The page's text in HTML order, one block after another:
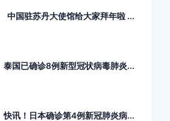
中国驻苏丹大使馆给大家拜年啦 ...
泰国已确诊8例新型冠状病毒肺炎...
快讯！日本确诊第4例新冠肺炎病...